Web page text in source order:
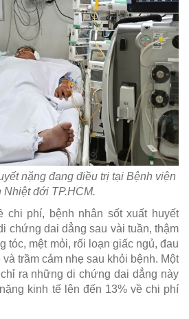
nặng đang điều trị tại Bệnh viện
Nhiệt đới TP.HCM.
chi phí, bệnh nhân sốt xuất huyết
chứng dai dẳng sau vài tuần, thậm
tóc, mệt mỏi, rối loạn giấc ngủ, đau
trầm cảm nhẹ sau khỏi bệnh. Một
ra những di chứng dai dẳng này
kinh tế lên đến 13% về chi phí